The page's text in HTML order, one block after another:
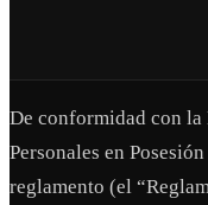
De conformidad con la
Personales en
reglamento (el